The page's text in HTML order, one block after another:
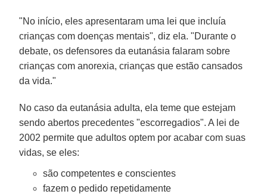
"No início, eles apresentaram uma lei que incluía
crianças com doenças mentais", diz ela. "Durante o
debate, os defensores da eutanásia falaram sobre
crianças com anorexia, crianças que estão cansados
da vida."
No caso da eutanásia adulta, ela teme que estejam
sendo abertos precedentes "escorregadios". A lei de
2002 permite que adultos optem por acabar com suas
vidas, se eles:
são competentes e conscientes
fazem o pedido repetidamente